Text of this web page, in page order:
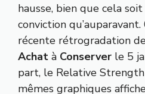
hausse, bien que cela
conviction
récente rétrogradation
Achat à Conserver le 5
part, le Relative Strength
mêmes graphiques